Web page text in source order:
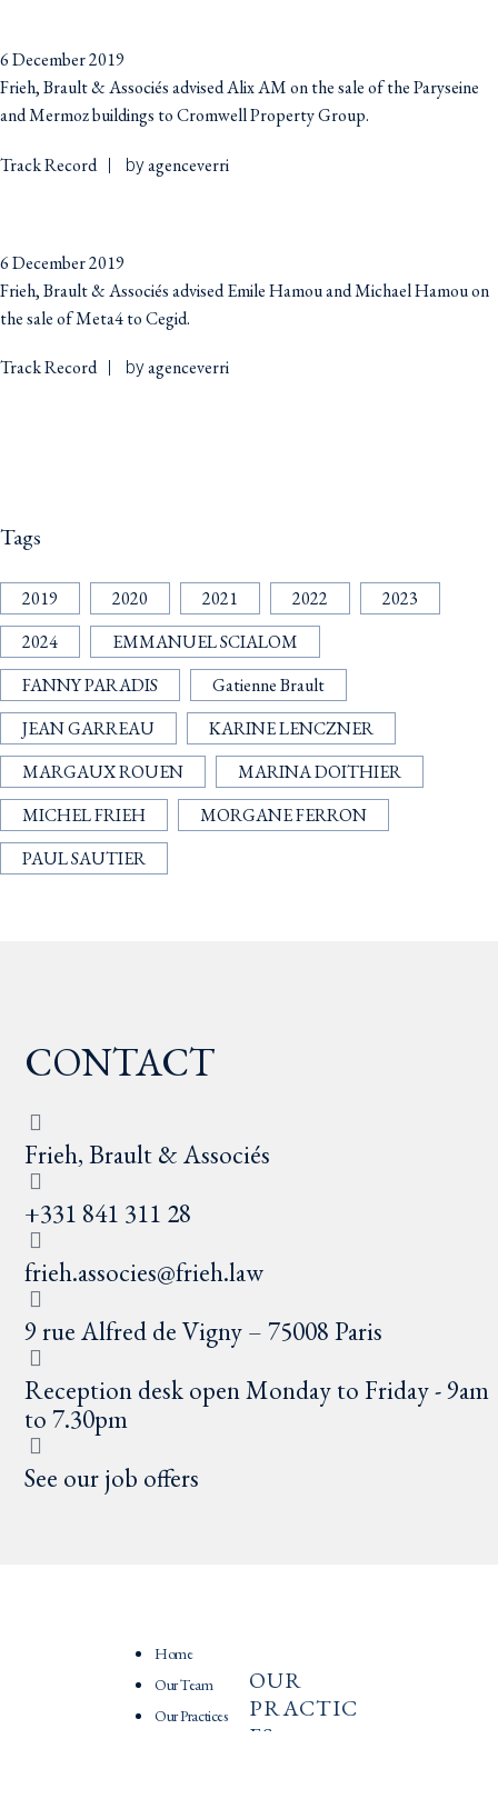
6 December 2019
Frieh, Brault & Associés advised Alix AM on the sale of the Paryseine
and Mermoz buildings to Cromwell Property Group.
Track Record byagenceverri
6 December 2019
Frieh, Brault & Associés advised Emile Hamou and Michael Hamou on
the sale of Meta4 to Cegid.
Track Record byagenceverri
Tags
2019 2020 2021 2022
2023
2024
EMMANUEL SCIALOM
FANNY PARADIS
Gatienne Brault
JEAN GARREAU
KARINE LENCZNER
MARGAUX ROUEN
MARINA DOITHIER
MICHEL FRIEH
MORGANE FERRON
PAUL SAUTIER
CONTACT
Frieh, Brault & Associés
+331 841 311 28
frieh.associes@frieh.law
9 rue Alfred de Vigny – 75008 Paris
Reception desk open Monday to Friday - 9am
to 7.30pm
See our job offers
Home
Our Team
Our Practices
OUR
PRACTIC
ES